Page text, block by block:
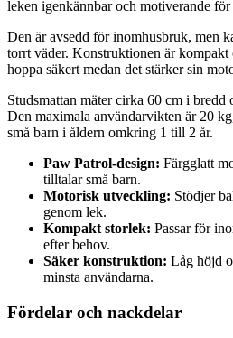
leken igenkännbar och motiverande för
Den är avsedd för inomhusbruk, men
torrt väder. Konstruktionen är kompakt
hoppa säkert medan det stärker sin
Studsmattan mäter cirka 60 cm i
Den maximala användarvikten är 20
små barn i åldern omkring 1 till 2 år.
Paw Patrol-design: Färgglatt
tilltalar små barn.
Motorisk utveckling: Stödjer
genom lek.
Kompakt storlek: Passar för
efter behov.
Säker konstruktion: Låg höjd
minsta användarna.
Fördelar och nackdelar